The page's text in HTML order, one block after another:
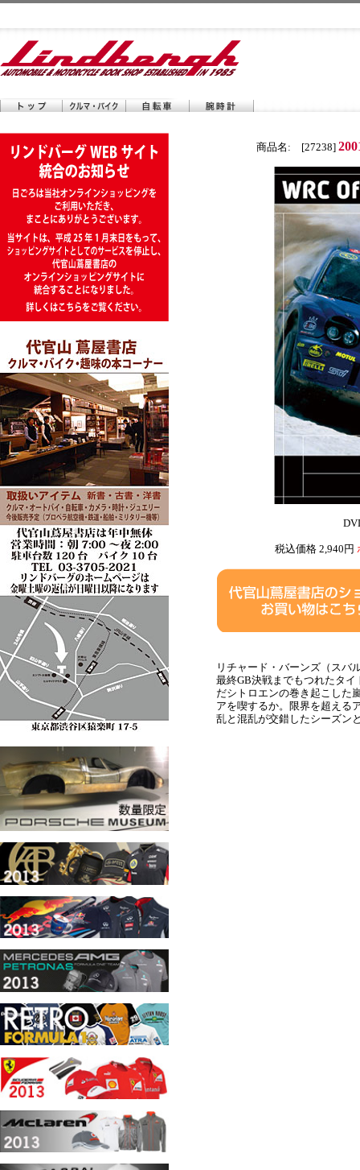
商品名: [27238]
税込価格 2,940円
リチャード・バーンズ（スバ
最終GB決戦までもつれたタ
だシトロエンの巻き起こした
アを喫するか。限界を超える
乱と混乱が交錯したシーズン